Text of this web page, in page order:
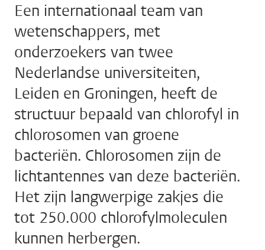
Een internationaal team van
wetenschappers, met
onderzoekers van twee
Nederlandse universiteiten,
Leiden en Groningen, heeft de
structuur bepaald van chlorofyl in
chlorosomen van groene
bacteriën. Chlorosomen zijn de
lichtantennes van deze bacteriën.
Het zijn langwerpige zakjes die
tot 250.000 chlorofylmoleculen
kunnen herbergen.